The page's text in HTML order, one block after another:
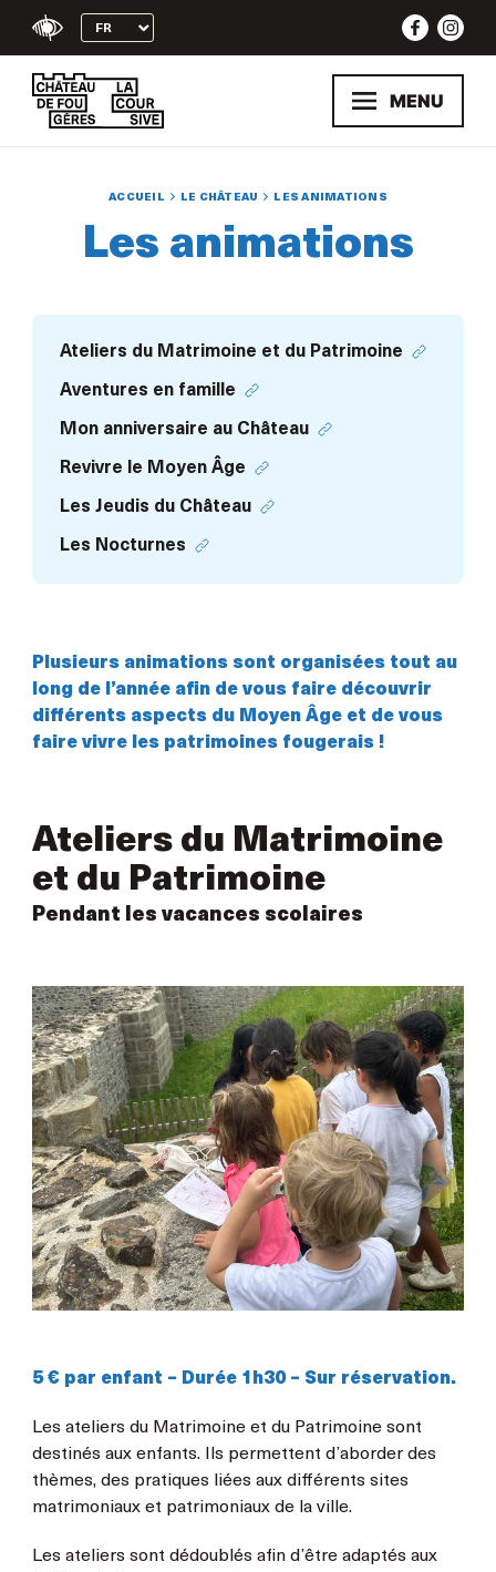
MENU
ACCUEIL LE CHÂTEAU LES ANIMATIONS
Les animations
Ateliers du Matrimoine et du Patrimoine
Aventures en famille
Mon anniversaire au Château
Revivre le Moyen Âge
Les Jeudis du Château
Les Nocturnes
Plusieurs animations sont organisées tout au
long de l’année afin de vous faire découvrir
différents aspects du Moyen Âge et de vous
faire vivre les patrimoines fougerais !
Ateliers du Matrimoine
et du Patrimoine
Pendant les vacances scolaires
5 € par enfant – Durée 1h30 – Sur réservation.
Les ateliers du Matrimoine et du Patrimoine sont
destinés aux enfants. Ils permettent d’aborder des
thèmes, des pratiques liées aux différents sites
matrimoniaux et patrimoniaux de la ville.
Les ateliers sont dédoublés afin d’être adaptés aux